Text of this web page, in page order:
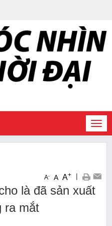
A- A A+ |
là đã sản xuất
ra mắt